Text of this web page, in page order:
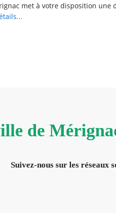
met à votre disposition
ligne et rencontrez vos élus.
de
Suivez-nous sur les réseaux